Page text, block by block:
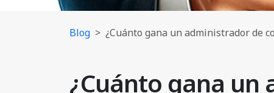
Blog ¿Cuánto gana un administrador de
¿Cuánto gana